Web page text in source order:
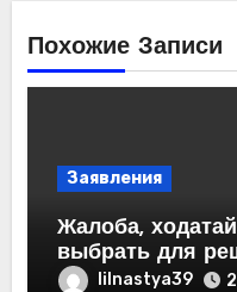
Похожие Записи
Заявления
Жалоба,
выбрать для
lilnastya39